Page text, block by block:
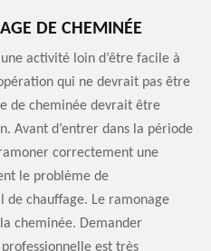
DE CHEMINÉE
activité loin d’être facile à
qui ne devrait pas être
de cheminée devrait être
Avant d’entrer dans la période
correctement une
le problème de
chauffage. Le ramonage
cheminée. Demander
est très